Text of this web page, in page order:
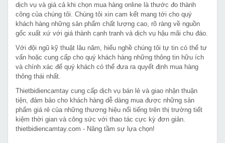
dịch vụ và giá cả khi chọn mua hàng online là thước đo thành
công của chúng tôi. Chúng tôi xin cam kết mang tới cho quý
khách hàng những sản phẩm chất lượng cao, rõ ràng về nguồn
gốc xuất xứ với giá thành cạnh tranh và dịch vụ hậu mãi chu đáo.
Với đội ngũ kỹ thuật lâu năm, hiểu nghề chúng tôi tự tin có thể tư
vấn hoặc cung cấp cho quý khách hàng những thông tin hữu ích
và chính xác để quý khách có thể đưa ra quyết định mua hàng
thông thái nhất.
Thietbidiencamtay cung cấp dịch vụ bán lẻ và giao nhận thuận
tiện, đảm bảo cho khách hàng dễ dàng mua được những sản
phẩm giá rẻ của những thương hiệu nổi tiếng trên thị trường tiết
kiệm thời gian và công sức với thao tác cực kỳ đơn giản.
thietbidiencamtay.com - Nâng tầm sự lựa chọn!